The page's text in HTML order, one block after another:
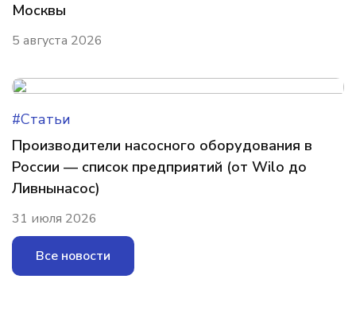
Москвы
5 августа 2026
#Статьи
Производители насосного оборудования в
России — список предприятий (от Wilo до
Ливнынасос)
31 июля 2026
Все новости